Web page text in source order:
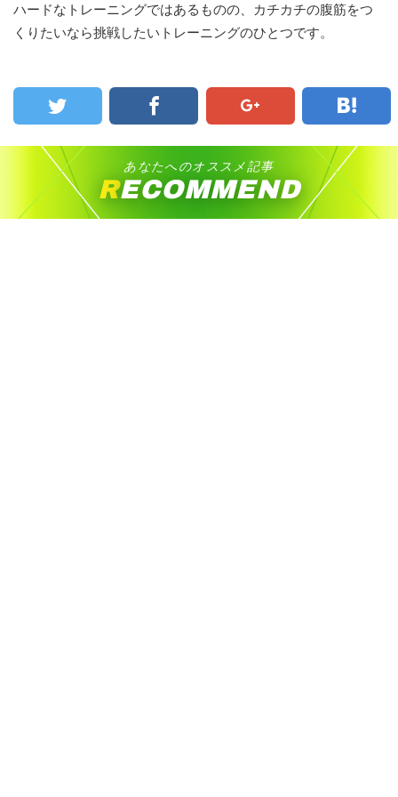
ハードなトレーニングではあるものの、カチカチの腹筋をつ
くりたいなら挑戦したいトレーニングのひとつです。
あなたへのオススメ記事
RECOMMEND